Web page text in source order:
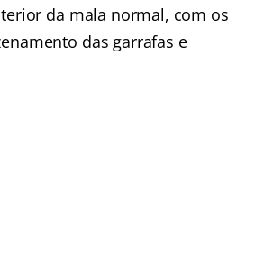
da mala normal, com os
das garrafas e